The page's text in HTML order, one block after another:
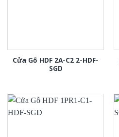
Cửa Gỗ HDF 2A-C2 2-HDF-
SGD